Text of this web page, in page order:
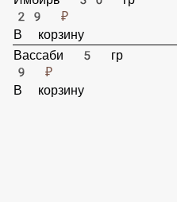
Имбирь 30 гр
29 ₽
В корзину
Вассаби 5 гр